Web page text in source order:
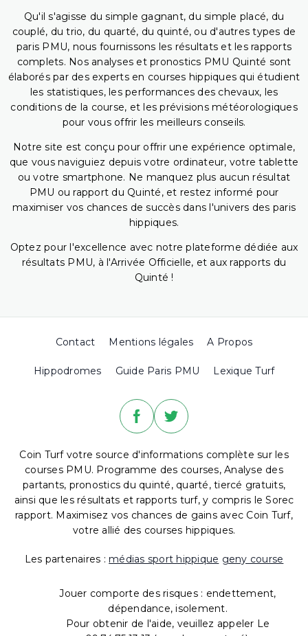
Qu'il s'agisse du simple gagnant, du simple placé, du
couplé, du trio, du quarté, du quinté, ou d'autres types de
paris PMU, nous fournissons les résultats et les rapports
complets. Nos analyses et pronostics PMU Quinté sont
élaborés par des experts en courses hippiques qui étudient
les statistiques, les performances des chevaux, les
conditions de la course, et les prévisions météorologiques
pour vous offrir les meilleurs conseils.
Notre site est conçu pour offrir une expérience optimale,
que vous naviguiez depuis votre ordinateur, votre tablette
ou votre smartphone. Ne manquez plus aucun résultat
PMU ou rapport du Quinté, et restez informé pour
maximiser vos chances de succès dans l'univers des paris
hippiques.
Optez pour l'excellence avec notre plateforme dédiée aux
résultats PMU, à l'Arrivée Officielle, et aux rapports du
Quinté !
Contact Mentions légales A Propos
Hippodromes Guide Paris PMU Lexique Turf
Coin Turf votre source d'informations complète sur les
courses PMU. Programme des courses, Analyse des
partants, pronostics du quinté, quarté, tiercé gratuits,
ainsi que les résultats et rapports turf, y compris le Sorec
rapport. Maximisez vos chances de gains avec Coin Turf,
votre allié des courses hippiques.
Les partenaires : médias sport hippique geny course
Jouer comporte des risques : endettement,
dépendance, isolement.
Pour obtenir de l'aide, veuillez appeler Le